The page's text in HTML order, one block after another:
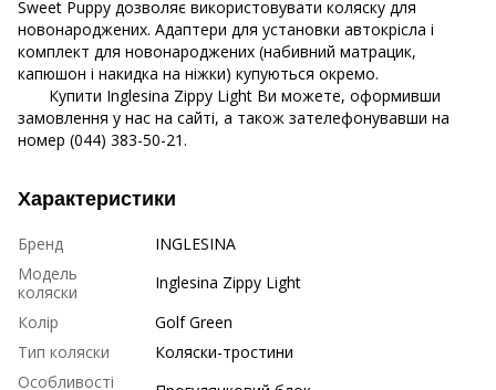
Sweet Puppy дозволяє використовувати коляску для
новонароджених. Адаптери для установки автокрісла і
комплект для новонароджених (набивний матрацик,
капюшон і накидка на ніжки) купуються окремо.
Купити Inglesina Zippy Light Ви можете, оформивши
замовлення у нас на сайті, а також зателефонувавши на
номер (044) 383-50-21.
Характеристики
Бренд
INGLESINA
Модель
коляски
Inglesina Zippy Light
Колір
Golf Green
Тип коляски
Коляски-тростини
Особливості